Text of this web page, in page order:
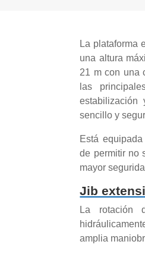
La plataforma
una altura
21 m con una
las
sencillo y
Está
de permitir no
mayor
Jib
La rotación
amplia